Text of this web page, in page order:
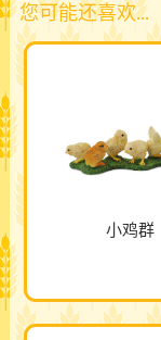
您可能还喜欢…
小鸡群